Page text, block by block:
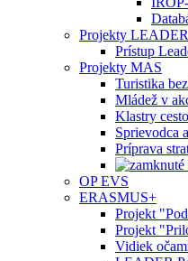
Projekty LEADER
Prístup
Projekty MAS
Turistika
Mládež v
Klastry
Sprievodca
Príprava
OP EVS
ERASMUS+
Projekt
Projekt
Vidiek